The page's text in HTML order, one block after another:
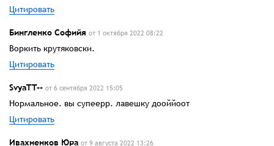
Цитировать
Бингленко Софийя от 1 октября 2022 08:22
Воркить крутяковски.
Цитировать
SvyaTT-- от 6 сентября 2022 15:05
Нормальное. вы супеерр. лавешку дооййоот
Цитировать
Ивахненков Юра от 9 августа 2022 13:26